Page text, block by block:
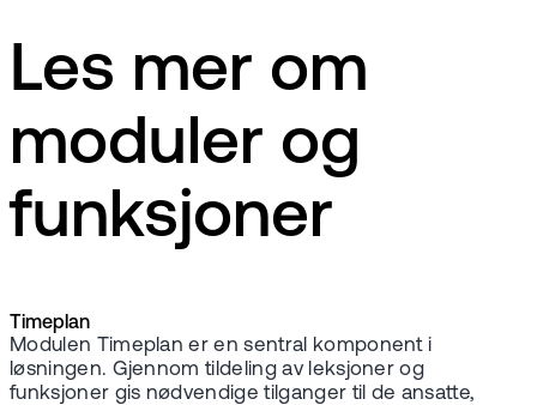
Les mer om
moduler og
funksjoner
Timeplan
Modulen Timeplan er en sentral komponent i
løsningen. Gjennom tildeling av leksjoner og
funksjoner gis nødvendige tilganger til de ansatte,